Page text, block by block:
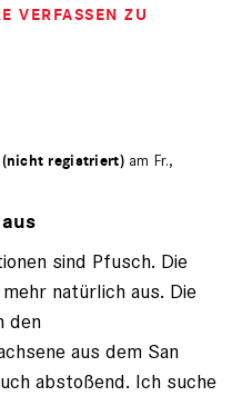
VERFASSEN ZU
registriert)am Fr.,
sind Pfusch. Die
natürlich aus. Die
den
aus dem San
abstoßend. Ich suche